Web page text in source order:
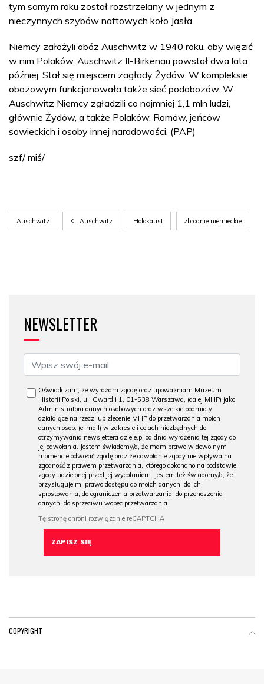
tym samym roku został rozstrzelany w jednym z
nieczynnych szybów naftowych koło Jasła.
Niemcy założyli obóz Auschwitz w 1940 roku, aby więzić
w nim Polaków. Auschwitz II-Birkenau powstał dwa lata
później. Stał się miejscem zagłady Żydów. W kompleksie
obozowym funkcjonowała także sieć podobozów. W
Auschwitz Niemcy zgładzili co najmniej 1,1 mln ludzi,
głównie Żydów, a także Polaków, Romów, jeńców
sowieckich i osoby innej narodowości. (PAP)
szf/ miś/
Auschwitz KL Auschwitz Holokaust zbrodnie niemieckie
NEWSLETTER
Oświadczam, że wyrażam zgodę oraz upoważniam Muzeum
Historii Polski, ul. Gwardii 1, 01-538 Warszawa, (dalej MHP) jako
Administratora danych osobowych oraz wszelkie podmioty
działające na rzecz lub zlecenie MHP do przetwarzania moich
danych osob. (e-mail) w zakresie i celach niezbędnych do
otrzymywania newslettera dzieje.pl od dnia wyrażenia tej zgody do
jej odwołania. Jestem świadomy/a, że mam prawo w dowolnym
momencie odwołać zgodę oraz że odwołanie zgody nie wpływa na
zgodność z prawem przetwarzania, którego dokonano na podstawie
zgody udzielonej przed jej wycofaniem. Jestem też świadomy/a, że
przysługuje mi prawo dostępu do moich danych, do ich
sprostowania, do ograniczenia przetwarzania, do przenoszenia
danych, do sprzeciwu wobec przetwarzania.
COPYRIGHT